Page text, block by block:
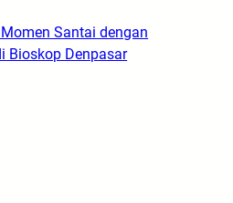
Santai dengan
Bioskop Denpasar